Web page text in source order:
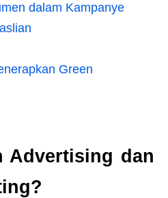
dalam Kampanye
Green
Advertising dan